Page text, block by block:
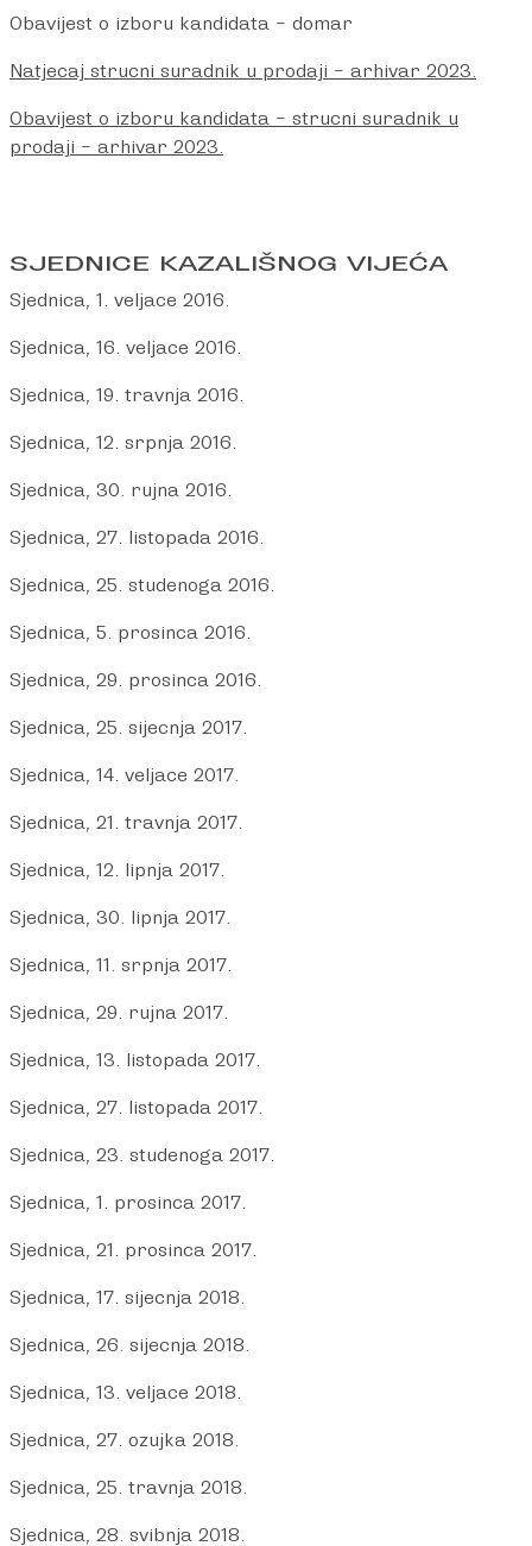
Obavijest o izboru kandidata – domar
Natjecaj strucni suradnik u prodaji – arhivar 2023.
Obavijest o izboru kandidata – strucni suradnik u
prodaji – arhivar 2023.
SJEDNICE KAZALIŠNOG VIJEĆA
Sjednica, 1. veljace 2016.
Sjednica, 16. veljace 2016.
Sjednica, 19. travnja 2016.
Sjednica, 12. srpnja 2016.
Sjednica, 30. rujna 2016.
Sjednica, 27. listopada 2016.
Sjednica, 25. studenoga 2016.
Sjednica, 5. prosinca 2016.
Sjednica, 29. prosinca 2016.
Sjednica, 25. sijecnja 2017.
Sjednica, 14. veljace 2017.
Sjednica, 21. travnja 2017.
Sjednica, 12. lipnja 2017.
Sjednica, 30. lipnja 2017.
Sjednica, 11. srpnja 2017.
Sjednica, 29. rujna 2017.
Sjednica, 13. listopada 2017.
Sjednica, 27. listopada 2017.
Sjednica, 23. studenoga 2017.
Sjednica, 1. prosinca 2017.
Sjednica, 21. prosinca 2017.
Sjednica, 17. sijecnja 2018.
Sjednica, 26. sijecnja 2018.
Sjednica, 13. veljace 2018.
Sjednica, 27. ozujka 2018.
Sjednica, 25. travnja 2018.
Sjednica, 28. svibnja 2018.